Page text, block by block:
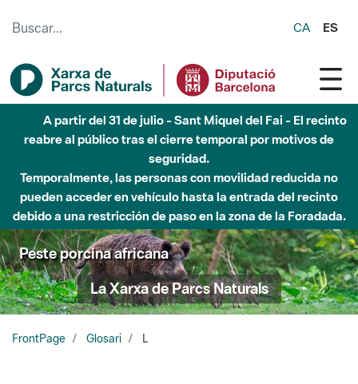
CA ES
A partir del 31 de julio - Sant Miquel del Fai - El recinto
reabre al público tras el cierre temporal por motivos de
seguridad.
Temporalmente, las personas con movilidad reducida no
pueden acceder en vehículo hasta la entrada del recinto
debido a una restricción de paso en la zona de la Foradada.
Peste porcina africana
La Xarxa de Parcs Naturals
FrontPage Glosari L